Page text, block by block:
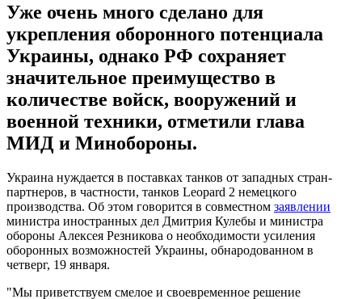
Уже очень много сделано для
укрепления оборонного потенциала
Украины, однако РФ сохраняет
значительное преимущество в
количестве войск, вооружений и
военной техники, отметили глава
МИД и Минобороны.
Украина нуждается в поставках танков от западных стран-
партнеров, в частности, танков Leopard 2 немецкого
производства. Об этом говорится в совместном заявлении
министра иностранных дел Дмитрия Кулебы и министра
обороны Алексея Резникова о необходимости усиления
оборонных возможностей Украины, обнародованном в
четверг, 19 января.
"Мы приветствуем смелое и своевременное решение